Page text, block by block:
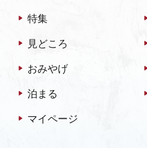
特集
見どころ
おみやげ
泊まる
マイページ